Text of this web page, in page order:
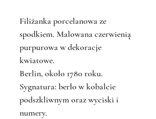
Filiżanka porcelanowa ze
spodkiem. Malowana czerwienią
purpurowa w dekoracje
kwiatowe.
Berlin, około 1780 roku.
Sygnatura: berło w kobalcie
podszkliwnym oraz wyciski i
numery.